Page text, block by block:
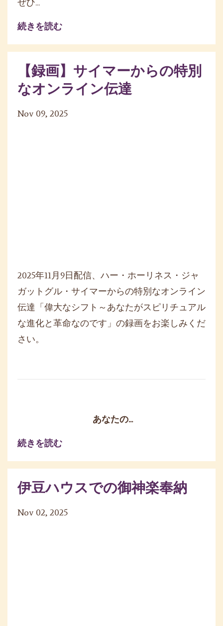
ぜひ...
続きを読む
【録画】サイマーからの特別
なオンライン伝達
Nov 09, 2025
2025年11月9日配信、ハー・ホーリネス・ジャ
ガットグル・サイマーからの特別なオンラ イン
伝達「偉大なシフト～あなたがスピリチュアル
な進化と革命なのです」の録画をお楽しみくだ
さい。
あなたの...
続きを読む
伊豆ハウスでの御神楽奉納
Nov 02, 2025